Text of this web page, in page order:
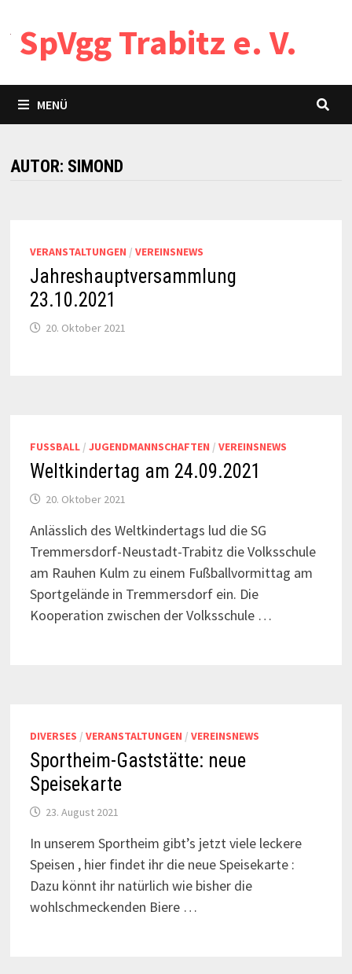
Inhalt
springen
SpVgg Trabitz e. V.
MENÜ
AUTOR: SIMOND
VERANSTALTUNGEN / VEREINSNEWS
Jahreshauptversammlung
23.10.2021
20. Oktober 2021
FUSSBALL / JUGENDMANNSCHAFTEN / VEREINSNEWS
Weltkindertag am 24.09.2021
20. Oktober 2021
Anlässlich des Weltkindertags lud die SG
Tremmersdorf-Neustadt-Trabitz die Volksschule
am Rauhen Kulm zu einem Fußballvormittag am
Sportgelände in Tremmersdorf ein. Die
Kooperation zwischen der Volksschule …
DIVERSES / VERANSTALTUNGEN / VEREINSNEWS
Sportheim-Gaststätte: neue
Speisekarte
23. August 2021
In unserem Sportheim gibt’s jetzt viele leckere
Speisen , hier findet ihr die neue Speisekarte :
Dazu könnt ihr natürlich wie bisher die
wohlschmeckenden Biere …